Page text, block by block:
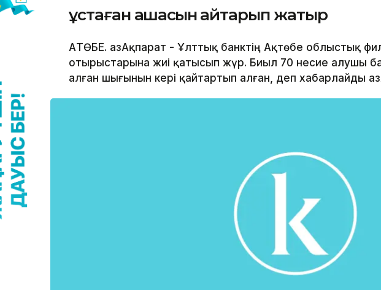
ұстаған ақшасын қайтарып жатыр
АҚТӨБЕ. ҚазАқпарат - Ұлттық банктің Ақтөбе облыстық
отырыстарына жиі қатысып жүр. Биыл 70 несие алушы
алған шығынын кері қайтартып алған, деп хабарлайды